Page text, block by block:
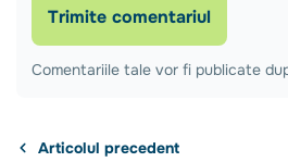
Trimite comentariul
Comentariile tale vor fi publicate
Articolul precedent